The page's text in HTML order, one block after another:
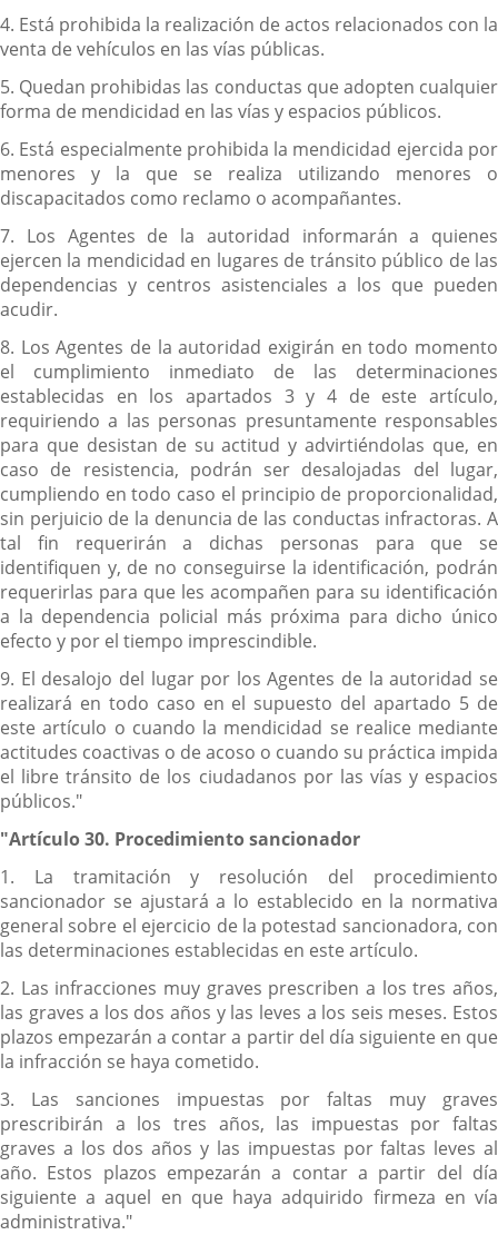
4. Está prohibida la realización de actos relacionados con la
venta de vehículos en las vías públicas.
5. Quedan prohibidas las conductas que adopten cualquier
forma de mendicidad en las vías y espacios públicos.
6. Está especialmente prohibida la mendicidad ejercida por
menores y la que se realiza utilizando menores o
discapacitados como reclamo o acompañantes.
7. Los Agentes de la autoridad informarán a quienes
ejercen la mendicidad en lugares de tránsito público de las
dependencias y centros asistenciales a los que pueden
acudir.
8. Los Agentes de la autoridad exigirán en todo momento
el cumplimiento inmediato de las determinaciones
establecidas en los apartados 3 y 4 de este artículo,
requiriendo a las personas presuntamente responsables
para que desistan de su actitud y advirtiéndolas que, en
caso de resistencia, podrán ser desalojadas del lugar,
cumpliendo en todo caso el principio de proporcionalidad,
sin perjuicio de la denuncia de las conductas infractoras. A
tal fin requerirán a dichas personas para que se
identifiquen y, de no conseguirse la identificación, podrán
requerirlas para que les acompañen para su identificación
a la dependencia policial más próxima para dicho único
efecto y por el tiempo imprescindible.
9. El desalojo del lugar por los Agentes de la autoridad se
realizará en todo caso en el supuesto del apartado 5 de
este artículo o cuando la mendicidad se realice mediante
actitudes coactivas o de acoso o cuando su práctica impida
el libre tránsito de los ciudadanos por las vías y espacios
públicos."
"Artículo 30. Procedimiento sancionador
1. La tramitación y resolución del procedimiento
sancionador se ajustará a lo establecido en la normativa
general sobre el ejercicio de la potestad sancionadora, con
las determinaciones establecidas en este artículo.
2. Las infracciones muy graves prescriben a los tres años,
las graves a los dos años y las leves a los seis meses. Estos
plazos empezarán a contar a partir del día siguiente en que
la infracción se haya cometido.
3. Las sanciones impuestas por faltas muy graves
prescribirán a los tres años, las impuestas por faltas
graves a los dos años y las impuestas por faltas leves al
año. Estos plazos empezarán a contar a partir del día
siguiente a aquel en que haya adquirido firmeza en vía
administrativa."